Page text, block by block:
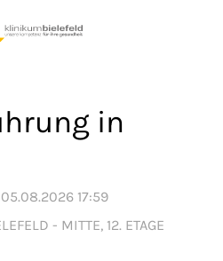
in
17:59
- MITTE, 12. ETAGE